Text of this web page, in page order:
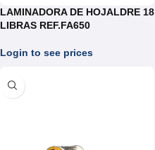
LAMINADORA DE HOJALDRE 18
LIBRAS REF.FA650
Login to see prices